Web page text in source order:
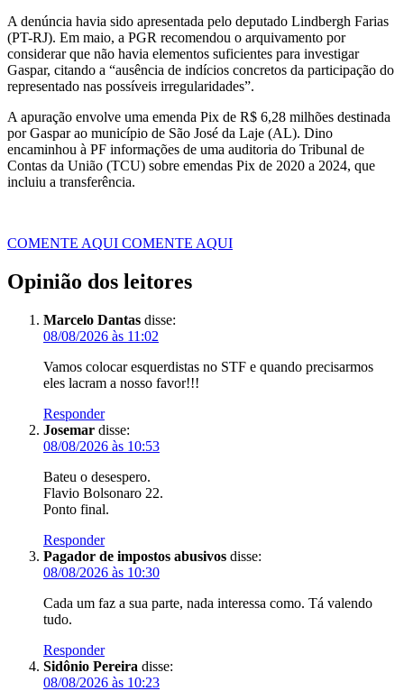
A denúncia havia sido apresentada pelo deputado Lindbergh Farias
(PT-RJ). Em maio, a PGR recomendou o arquivamento por
considerar que não havia elementos suficientes para investigar
Gaspar, citando a “ausência de indícios concretos da participação do
representado nas possíveis irregularidades”.
A apuração envolve uma emenda Pix de R$ 6,28 milhões destinada
por Gaspar ao município de São José da Laje (AL). Dino
encaminhou à PF informações de uma auditoria do Tribunal de
Contas da União (TCU) sobre emendas Pix de 2020 a 2024, que
incluiu a transferência.
COMENTE AQUI COMENTE AQUI
Opinião dos leitores
Marcelo Dantas disse:
08/08/2026 às 11:02
Vamos colocar esquerdistas no STF e quando precisarmos
eles lacram a nosso favor!!!
Responder
Josemar disse:
08/08/2026 às 10:53
Bateu o desespero.
Flavio Bolsonaro 22.
Ponto final.
Responder
Pagador de impostos abusivos disse:
08/08/2026 às 10:30
Cada um faz a sua parte, nada interessa como. Tá valendo
tudo.
Responder
Sidônio Pereira disse:
08/08/2026 às 10:23